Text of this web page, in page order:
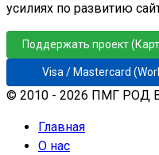
усилиях по развитию
Поддержать проект
Visa / Mastercard
© 2010 - 2026 ПМГ РОД
Главная
О нас